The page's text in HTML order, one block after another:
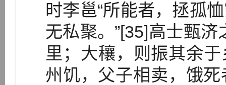
时李邕“所能者，拯孤
无私聚。”[35]高士甄
里；大穰，则振其余
州饥，父子相卖，饿